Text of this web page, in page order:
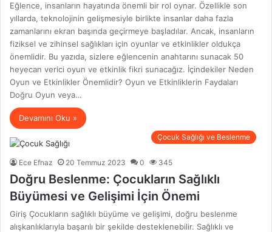
Eğlence, insanların hayatında önemli bir rol oynar. Özellikle son
yıllarda, teknolojinin gelişmesiyle birlikte insanlar daha fazla
zamanlarını ekran başında geçirmeye başladılar. Ancak, insanların
fiziksel ve zihinsel sağlıkları için oyunlar ve etkinlikler oldukça
önemlidir. Bu yazıda, sizlere eğlencenin anahtarını sunacak 50
heyecan verici oyun ve etkinlik fikri sunacağız. İçindekiler Neden
Oyun ve Etkinlikler Önemlidir? Oyun ve Etkinliklerin Faydaları
Doğru Oyun veya…
Devamını Oku »
Çocuk Sağlığı ve Beslenme
Ece Efnaz 20 Temmuz 2023 0 345
Doğru Beslenme: Çocukların Sağlıklı
Büyümesi ve Gelişimi İçin Önemi
Giriş Çocukların sağlıklı büyüme ve gelişimi, doğru beslenme
alışkanlıklarıyla başarılı bir şekilde desteklenebilir. Sağlıklı ve